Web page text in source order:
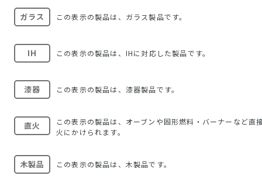
ガラス この表示の製品は、ガラス製品です。
IH この表示の製品は、IHに対応した製品です。
漆器 この表示の製品は、漆器製品です。
直火
この表示の製品は、オーブンや固形燃料・バーナーなど直
火にかけられます。
木製品 この表示の製品は、木製品です。